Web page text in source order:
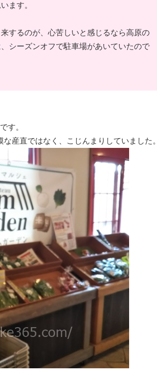
ます。
するのが、心苦しいと感じるなら高原の
シーズンオフで駐車場があいていたので
す。
産直ではなく、こじんまりしていました。